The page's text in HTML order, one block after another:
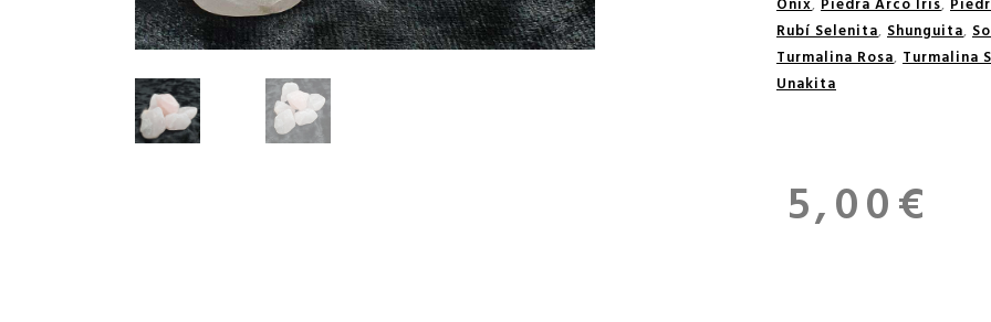
Onix, Piedra Arco Iris,
Rubí Selenita, Shunguita,
Turmalina Rosa, Turmalina
Unakita
5,00€